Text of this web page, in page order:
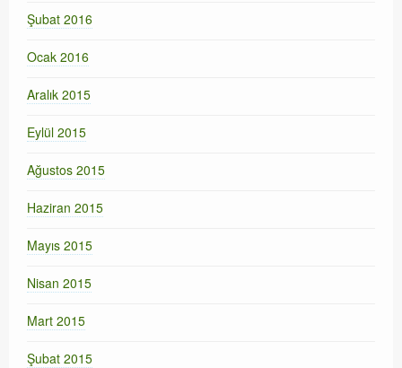
Şubat 2016
Ocak 2016
Aralık 2015
Eylül 2015
Ağustos 2015
Haziran 2015
Mayıs 2015
Nisan 2015
Mart 2015
Şubat 2015